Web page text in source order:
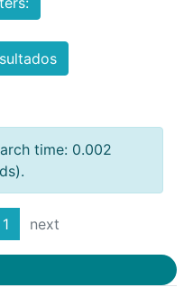
time: 0.002
1 next